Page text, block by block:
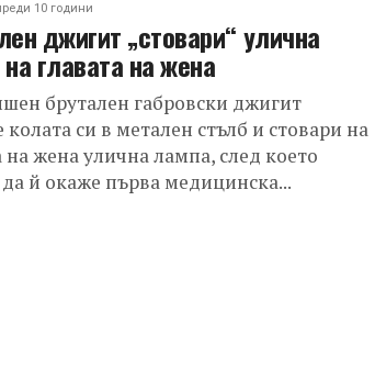
10 години
джигит „стовари“ улична
главата на жена
брутален габровски джигит
колата си в метален стълб и стовари на
на жена улична лампа, след което
й окаже първа медицинска...